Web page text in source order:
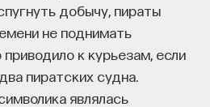
добычу, пираты
не поднимать
к курьезам, если
пиратских судна.
являлась